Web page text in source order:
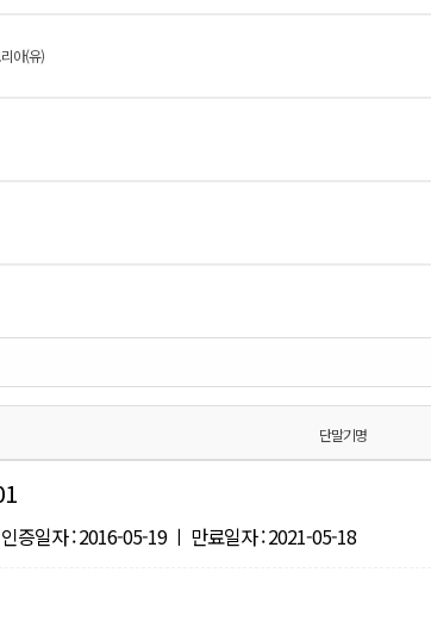
아(유)
단말기명
증일자 : 2016-05-19 ㅣ 만료일자 : 2021-05-18